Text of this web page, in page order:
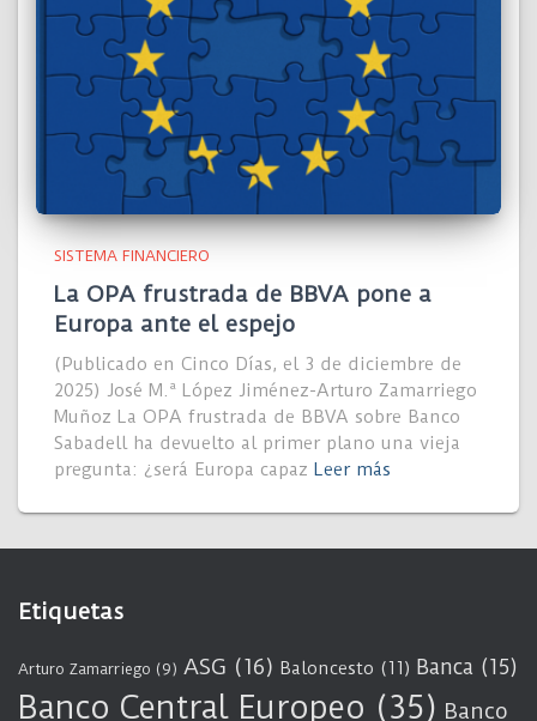
SISTEMA FINANCIERO
La OPA frustrada de BBVA pone a
Europa ante el espejo
(Publicado en Cinco Días, el 3 de diciembre de
2025) José M.ª López Jiménez-Arturo Zamarriego
Muñoz La OPA frustrada de BBVA sobre Banco
Sabadell ha devuelto al primer plano una vieja
pregunta: ¿será Europa capaz Leer más
Etiquetas
Arturo Zamarriego (9) ASG (16) Baloncesto (11) Banca (15)
Banco Central Europeo (35) Banco